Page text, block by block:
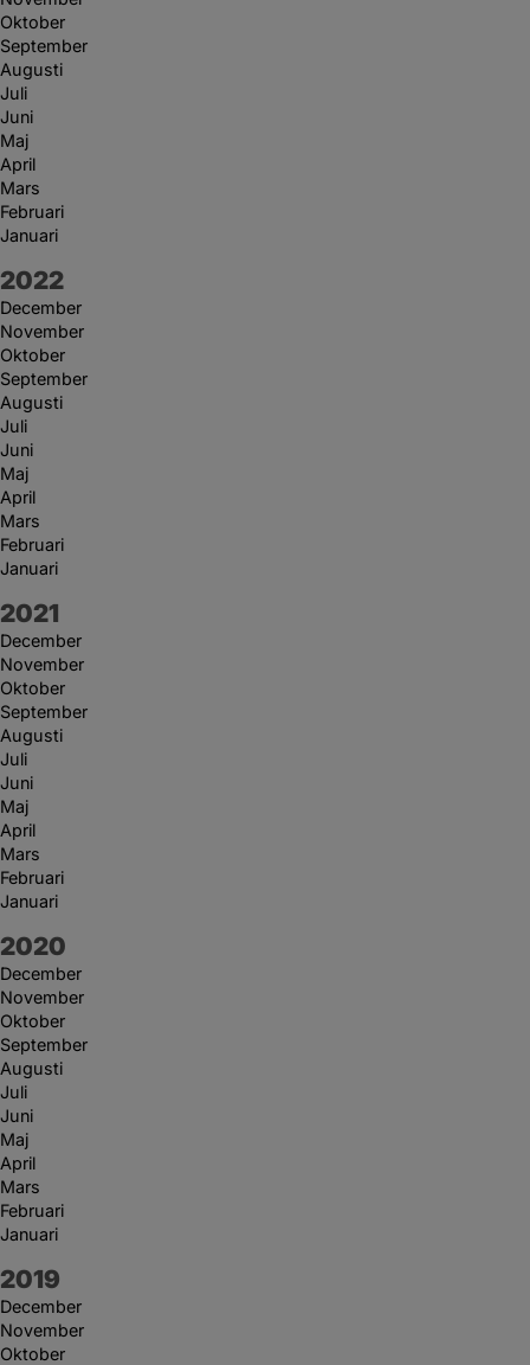
Oktober
September
Augusti
Juli
Juni
Maj
April
Mars
Februari
Januari
År:
2022
December
November
Oktober
September
Augusti
Juli
Juni
Maj
April
Mars
Februari
Januari
År:
2021
December
November
Oktober
September
Augusti
Juli
Juni
Maj
April
Mars
Februari
Januari
År:
2020
December
November
Oktober
September
Augusti
Juli
Juni
Maj
April
Mars
Februari
Januari
År:
2019
December
November
Oktober